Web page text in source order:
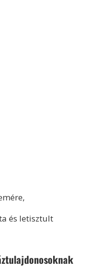
és letisztult